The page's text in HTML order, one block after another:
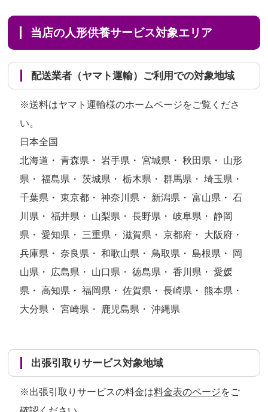
当店の人形供養サービス対象エリア
配送業者（ヤマト運輸）ご利用での対象地域
※送料はヤマト運輸様のホームページをご覧くださ
い。
日本全国
北海道・ 青森県・ 岩手県・ 宮城県・ 秋田県・ 山形
県・ 福島県・ 茨城県・ 栃木県・ 群馬県・ 埼玉県・
千葉県・ 東京都・ 神奈川県・ 新潟県・ 富山県・ 石
川県・ 福井県・ 山梨県・ 長野県・ 岐阜県・ 静岡
県・ 愛知県・ 三重県・ 滋賀県・ 京都府・ 大阪府・
兵庫県・ 奈良県・ 和歌山県・ 鳥取県・ 島根県・ 岡
山県・ 広島県・ 山口県・ 徳島県・ 香川県・ 愛媛
県・ 高知県・ 福岡県・ 佐賀県・ 長崎県・ 熊本県・
大分県・ 宮崎県・ 鹿児島県・ 沖縄県
出張引取りサービス対象地域
※出張引取りサービスの料金は料金表のページをご